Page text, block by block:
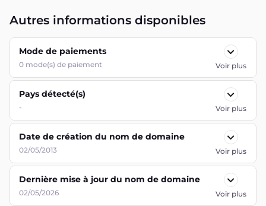
Autres informations disponibles
Mode de paiements
0 mode(s) de paiement Voir plus
Pays détecté(s)
- Voir plus
Date de création du nom de domaine
02/05/2013 Voir plus
Dernière mise à jour du nom de domaine
02/05/2026 Voir plus